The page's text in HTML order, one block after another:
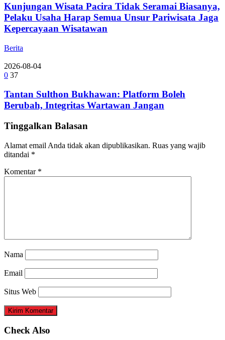
Kunjungan Wisata Pacira Tidak Seramai Biasanya,
Pelaku Usaha Harap Semua Unsur Pariwisata Jaga
Kepercayaan Wisatawan
Berita
2026-08-04
0 37
Tantan Sulthon Bukhawan: Platform Boleh
Berubah, Integritas Wartawan Jangan
Tinggalkan Balasan
Alamat email Anda tidak akan dipublikasikan. Ruas yang wajib
ditandai *
Komentar *
Nama
Email
Situs Web
Check Also